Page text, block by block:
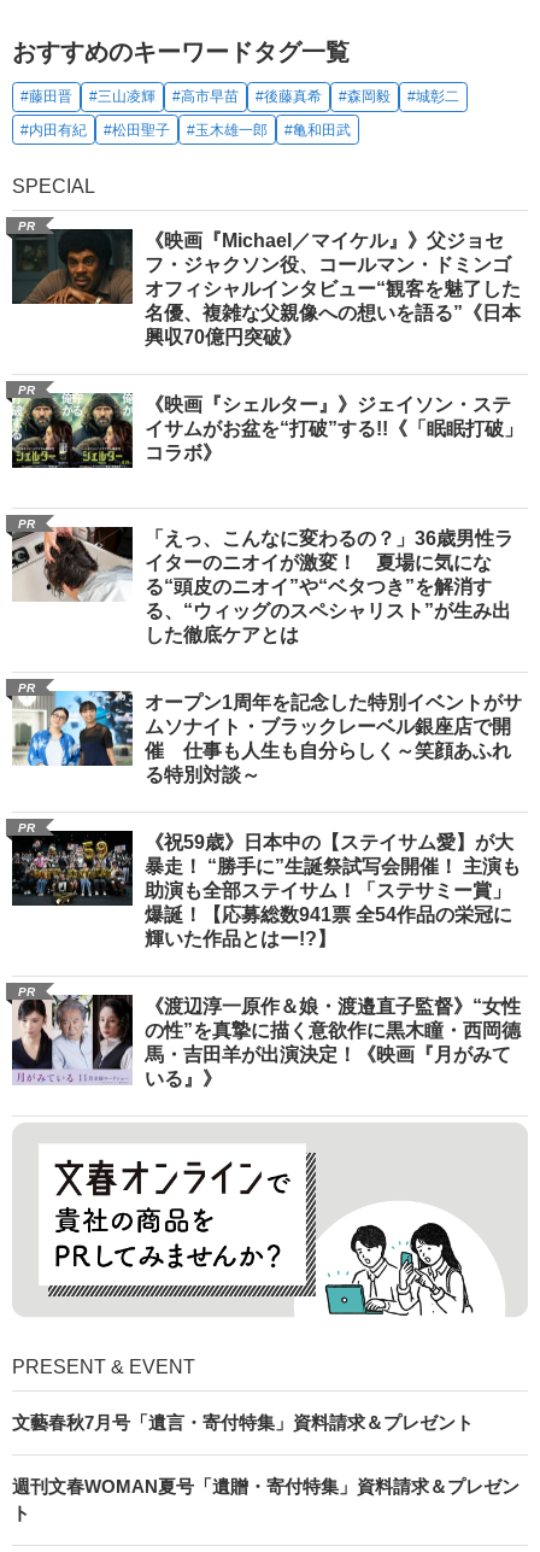
おすすめのキーワードタグ一覧
#藤田晋 #三山凌輝 #高市早苗 #後藤真希 #森岡毅
#城彰二
#内田有紀
#松田聖子 #玉木雄一郎 #亀和田武
SPECIAL
PR
《映画『Michael／マイケル』》父ジョセ
フ・ジャクソン役、コールマン・ドミンゴ
オフィシャルインタビュー“観客を魅了した
名優、複雑な父親像への想いを語る”《日本
興収70億円突破》
PR
《映画『シェルター』》ジェイソン・ステ
イサムがお盆を“打破”する!!《「眠眠打破」
コラボ》
PR
「えっ、こんなに変わるの？」36歳男性ラ
イターのニオイが激変！ 夏場に気にな
る“頭皮のニオイ”や“ベタつき”を解消す
る、“ウィッグのスペシャリスト”が生み出
した徹底ケアとは
PR
オープン1周年を記念した特別イベントがサ
ムソナイト・ブラックレーベル銀座店で開
催 仕事も人生も自分らしく～笑顔あふれ
る特別対談～
PR
《祝59歳》日本中の【ステイサム愛】が大
暴走！ “勝手に”生誕祭試写会開催！ 主演も
助演も全部ステイサム！「ステサミー賞」
爆誕！【応募総数941票 全54作品の栄冠に
輝いた作品とはー!?】
PR
《渡辺淳一原作＆娘・渡邉直子監督》“女性
の性”を真摯に描く意欲作に黒木瞳・西岡德
馬・吉田羊が出演決定！《映画『月がみて
いる』》
PRESENT & EVENT
文藝春秋7月号「遺言・寄付特集」資料請求＆プレゼント
週刊文春WOMAN夏号「遺贈・寄付特集」資料請求＆プレゼン
ト